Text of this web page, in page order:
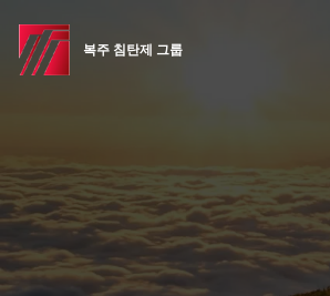
복주 침탄제 그룹